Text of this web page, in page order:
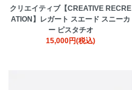
クリエイティブ【CREATIVE RECRE
ATION】レガート スエード スニーカ
ー ピスタチオ
15,000円(税込)